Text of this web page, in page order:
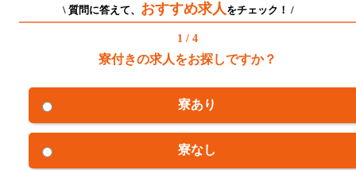
\ 質問に答えて、 おすすめ求人をチェック！ /
1 / 4
寮付きの求人をお探しですか？
寮あり
寮なし